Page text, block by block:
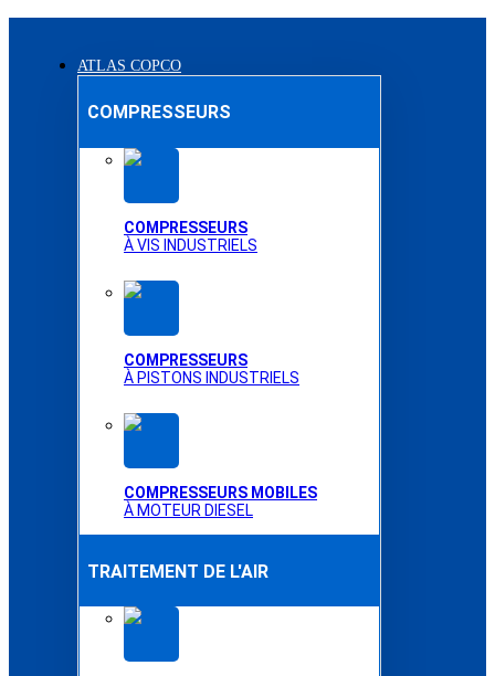
ATLAS COPCO
COMPRESSEURS
COMPRESSEURS
À VIS INDUSTRIELS
COMPRESSEURS
À PISTONS INDUSTRIELS
COMPRESSEURS MOBILES
À MOTEUR DIESEL
TRAITEMENT DE L'AIR